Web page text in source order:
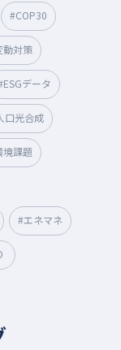
#COP30
動対策
データ
口光合成
境課題
#エネマネ